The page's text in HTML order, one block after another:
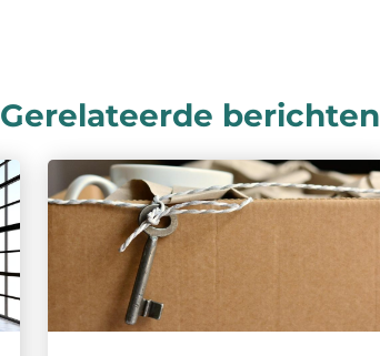
Gerelateerde berichten